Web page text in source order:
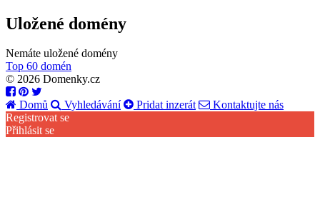
Uložené domény
Nemáte uložené domény
Top 60 domén
© 2026 Domenky.cz
Domů Vyhledávání Pridat inzerát
Kontaktujte nás
Registrovat se
Přihlásit se